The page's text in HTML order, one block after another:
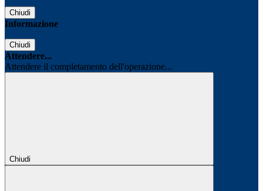
Chiudi
Informazione
Chiudi
Attendere...
Attendere il completamento dell'operazione...
Chiudi